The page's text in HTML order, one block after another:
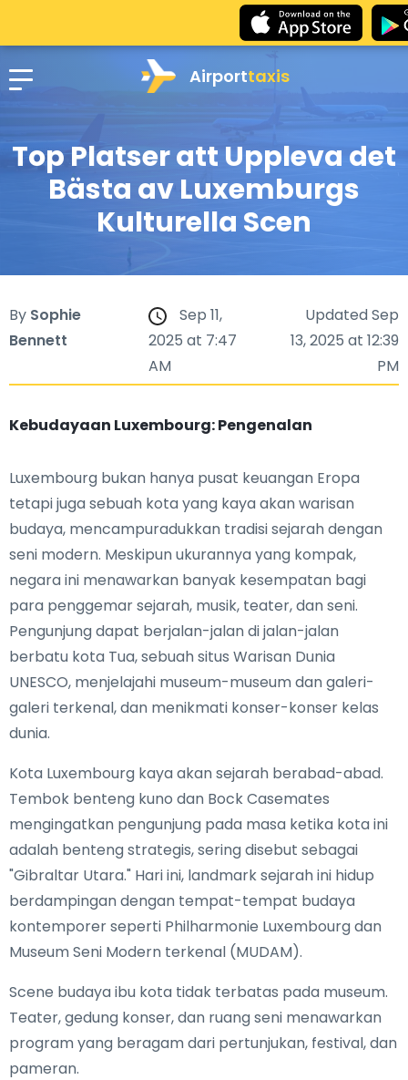
Airporttaxis
Top Platser att Uppleva det
Bästa av Luxemburgs
Kulturella Scen
By Sophie
Bennett
Sep 11,
2025 at 7:47
AM
Updated Sep
13, 2025 at 12:39
PM
Kebudayaan Luxembourg: Pengenalan
Luxembourg bukan hanya pusat keuangan Eropa
tetapi juga sebuah kota yang kaya akan warisan
budaya, mencampuradukkan tradisi sejarah dengan
seni modern. Meskipun ukurannya yang kompak,
negara ini menawarkan banyak kesempatan bagi
para penggemar sejarah, musik, teater, dan seni.
Pengunjung dapat berjalan-jalan di jalan-jalan
berbatu kota Tua, sebuah situs Warisan Dunia
UNESCO, menjelajahi museum-museum dan galeri-
galeri terkenal, dan menikmati konser-konser kelas
dunia.
Kota Luxembourg kaya akan sejarah berabad-abad.
Tembok benteng kuno dan Bock Casemates
mengingatkan pengunjung pada masa ketika kota ini
adalah benteng strategis, sering disebut sebagai
"Gibraltar Utara." Hari ini, landmark sejarah ini hidup
berdampingan dengan tempat-tempat budaya
kontemporer seperti Philharmonie Luxembourg dan
Museum Seni Modern terkenal (MUDAM).
Scene budaya ibu kota tidak terbatas pada museum.
Teater, gedung konser, dan ruang seni menawarkan
program yang beragam dari pertunjukan, festival, dan
pameran.